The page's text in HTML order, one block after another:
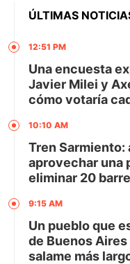
ÚLTIMAS
12:51 PM
Una encuesta
Javier Milei y
cómo votaría
10:10 AM
Tren Sarmiento:
aprovechar una
eliminar 20
9:15 AM
Un pueblo que
de Buenos
salame más